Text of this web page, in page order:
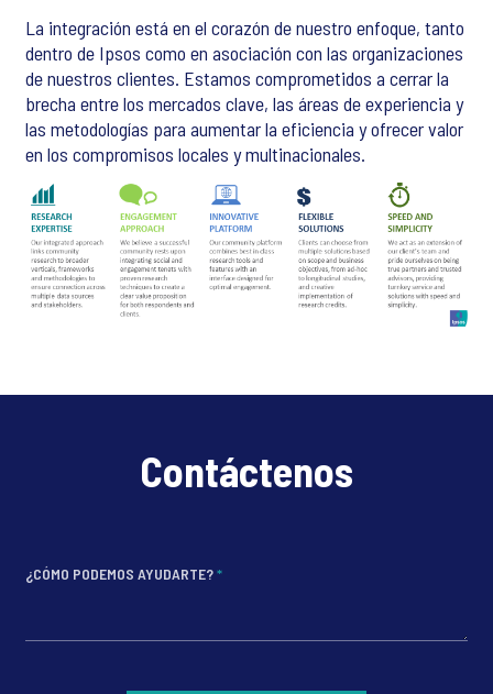
La integración está en el corazón de nuestro enfoque, tanto
dentro de Ipsos como en asociación con las organizaciones
de nuestros clientes. Estamos comprometidos a cerrar la
brecha entre los mercados clave, las áreas de experiencia y
las metodologías para aumentar la eficiencia y ofrecer valor
en los compromisos locales y multinacionales.
Contáctenos
¿CÓMO PODEMOS AYUDARTE?*